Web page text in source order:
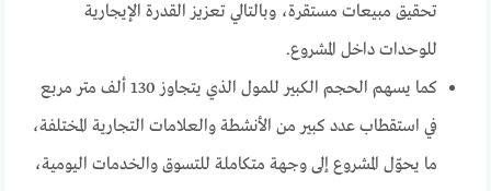
تحقيق مبيعات مستقرة، وبالتالي تعزيز القدرة الإيجارية
للوحدات داخل المشروع.
كما يسهم الحجم الكبير للمول الذي يتجاوز 130 ألف متر مربع
في استقطاب عدد كبير من الأنشطة والعلامات التجارية المختلفة،
ما يحوّل المشروع إلى وجهة متكاملة للتسوق والخدمات اليومية،